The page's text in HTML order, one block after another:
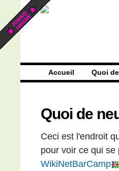
Accueil Quoi
Quoi de
Ceci est l'endroit
pour voir ce qui
WikiNetBarCamp